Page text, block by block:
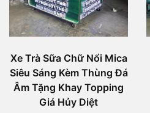
Xe Trà Sữa Chữ Nổi Mica
Siêu Sáng Kèm Thùng Đá
Âm Tặng Khay Topping
Giá Hủy Diệt